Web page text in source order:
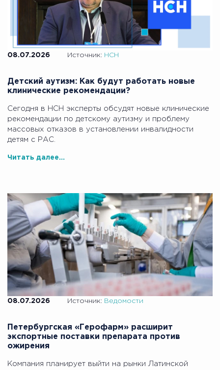
08.07.2026 Источник: НСН
Детский аутизм: Как будут работать новые
клинические рекомендации?
Сегодня в НСН эксперты обсудят новые клинические
рекомендации по детскому аутизму и проблему
массовых отказов в установлении инвалидности
детям с РАС.
Читать далее...
08.07.2026 Источник: Ведомости
Петербургская «Герофарм» расширит
экспортные поставки препарата против
ожирения
Компания планирует выйти на рынки Латинской